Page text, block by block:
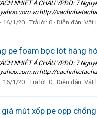
NHIỆT Á CHÂU VPĐD: 7
http://
16/1/20 Trả lời: 0 Diễn đàn: Vật
pe foam bọc lót hàng
NHIỆT Á CHÂU VPĐD: 7
http://
16/1/20 Trả lời: 0 Diễn đàn: Vật
giá mút xốp pe opp